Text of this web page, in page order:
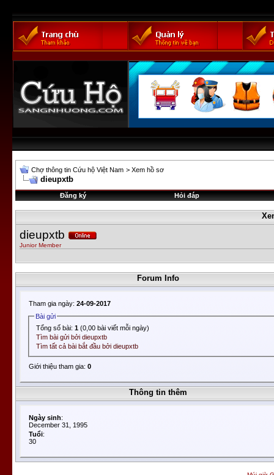
Chợ thông tin Cứu hộ Việt Nam > Xem hồ sơ
dieupxtb
Đăng ký Hỏi đáp
dieupxtb
Junior Member
Forum Info
Tham gia ngày: 24-09-2017
Bài gửi
Tổng số bài:1 (0,00 bài viết mỗi ngày)
Tìm bài gửi bởi dieupxtb
Tìm tất cả bài bắt đầu bởi dieupxtb
Giới thiệu tham gia: 0
Thông tin thêm
Ngày sinh:
December 31, 1995
Tuổi:
30